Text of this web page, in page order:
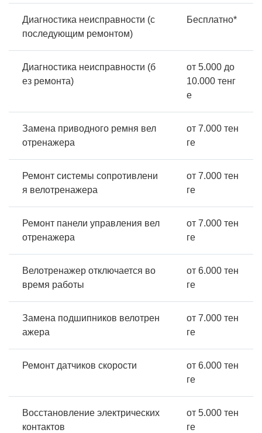
Диагностика неисправности (с
последующим ремонтом)
Бесплатно*
Диагностика неисправности (б
ез ремонта)
от 5.000 до
10.000 тенг
е
Замена приводного ремня вел
отренажера
от 7.000 тен
ге
Ремонт системы сопротивлени
я велотренажера
от 7.000 тен
ге
Ремонт панели управления вел
отренажера
от 7.000 тен
ге
Велотренажер отключается во
время работы
от 6.000 тен
ге
Замена подшипников велотрен
ажера
от 7.000 тен
ге
Ремонт датчиков скорости
от 6.000 тен
ге
Восстановление электрических
контактов
от 5.000 тен
ге